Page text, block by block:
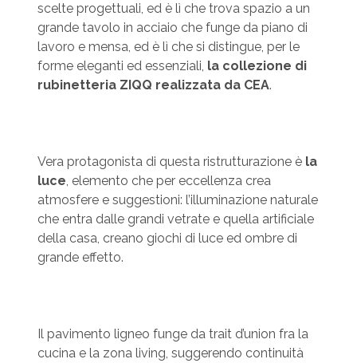
scelte progettuali, ed è lì che trova spazio a un
grande tavolo in acciaio che funge da piano di
lavoro e mensa, ed è lì che si distingue, per le
forme eleganti ed essenziali, la collezione di
rubinetteria ZIQQ realizzata da CEA.
Vera protagonista di questa ristrutturazione è la
luce, elemento che per eccellenza crea
atmosfere e suggestioni: l’illuminazione naturale
che entra dalle grandi vetrate e quella artificiale
della casa, creano giochi di luce ed ombre di
grande effetto.
Il pavimento ligneo funge da trait d’union fra la
cucina e la zona living, suggerendo continuità